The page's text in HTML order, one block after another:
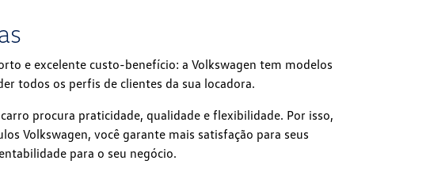
e excelente custo-benefício: a Volkswagen tem modelos
todos os perfis de clientes da sua locadora.
procura praticidade, qualidade e flexibilidade. Por isso,
Volkswagen, você garante mais satisfação para seus
para o seu negócio.